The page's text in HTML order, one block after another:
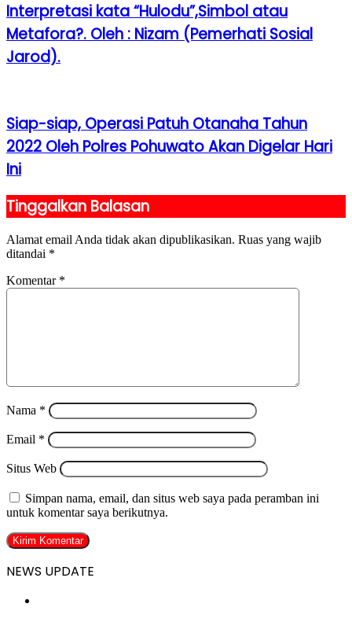
Interpretasi kata “Hulodu”,Simbol atau
Metafora?. Oleh : Nizam (Pemerhati Sosial
Jarod).
Siap-siap, Operasi Patuh Otanaha Tahun
2022 Oleh Polres Pohuwato Akan Digelar Hari
Ini
Tinggalkan Balasan
Alamat email Anda tidak akan dipublikasikan. Ruas yang wajib
ditandai *
Komentar *
Nama *
Email *
Situs Web
Simpan nama, email, dan situs web saya pada peramban ini
untuk komentar saya berikutnya.
NEWS UPDATE